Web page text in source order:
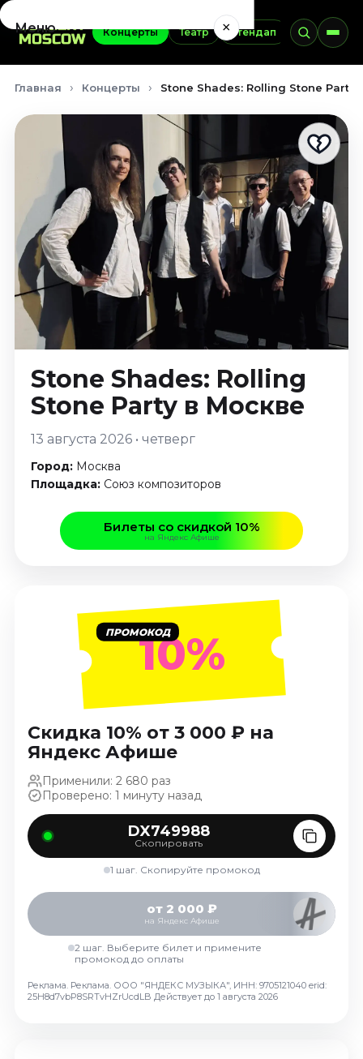
Концерты Театр Стендап Выставки
Меню ×
Сентябрь 2026
Октябрь 2026
Ноябрь 2026
Декабрь 2026
Январь 2027
Театр
Август 2026
Сентябрь 2026
Октябрь 2026
Ноябрь 2026
Декабрь 2026
Январь 2027
Стендап
Сентябрь 2026
Октябрь 2026
Ноябрь 2026
Декабрь 2026
Выставки
Октябрь 2026
Декабрь 2026
Январь 2027
Экскурсии
Октябрь 2026
Август 2026
Сентябрь 2026
Октябрь 2026
Август 2026
Сентябрь 2026
Октябрь 2026
Ноябрь 2026
Декабрь 2026
Январь 2027
Главная Концерты Stone Shades: Rolling Stone Party
Stone Shades: Rolling
Stone Party в Москве
13 августа 2026 • четверг
Город: Москва
Площадка: Союз композиторов
Билеты со скидкой 10%
на Яндекс Афише
ПРОМОКОД10%
Скидка 10% от 3 000 ₽ на
Яндекс Афише
Применили: 2 680 раз
Проверено: 1 минуту назад
DX749988
Скопировать
1 шаг. Скопируйте промокод
от 2 000 ₽
на Яндекс Афише
2 шаг. Выберите билет и примените
промокод до оплаты
Реклама. Реклама. ООО "ЯНДЕКС МУЗЫКА", ИНН: 9705121040 erid:
25H8d7vbP8SRTvHZrUcdLB Действует до 1 августа 2026